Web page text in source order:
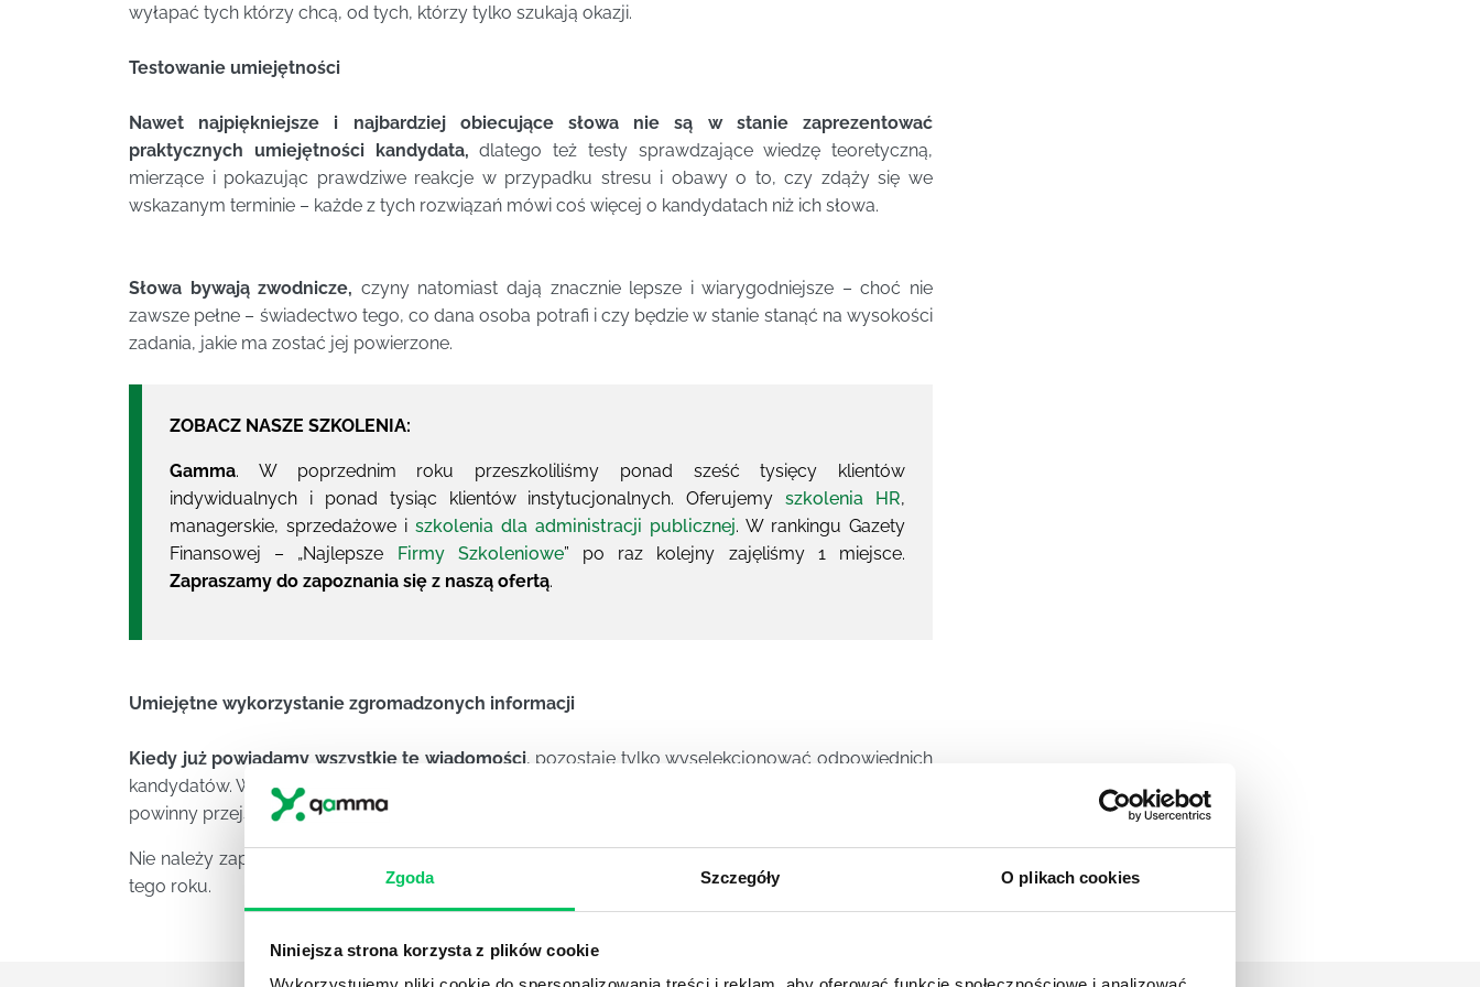
Zgoda Szczegóły O plikach cookies
Niniejsza strona korzysta z plików cookie
wyłapać tych którzy chcą, od tych, którzy tylko szukają okazji.
Testowanie umiejętności
Nawet najpiękniejsze i najbardziej obiecujące słowa nie są w stanie zaprezentować
praktycznych umiejętności kandydata, dlatego też testy sprawdzające wiedzę teoretyczną,
mierzące i pokazując prawdziwe reakcje w przypadku stresu i obawy o to, czy zdąży się we
wskazanym terminie – każde z tych rozwiązań mówi coś więcej o kandydatach niż ich słowa.
Słowa bywają zwodnicze, czyny natomiast dają znacznie lepsze i wiarygodniejsze – choć nie
zawsze pełne – świadectwo tego, co dana osoba potrafi i czy będzie w stanie stanąć na wysokości
zadania, jakie ma zostać jej powierzone.
ZOBACZ NASZE SZKOLENIA:
Gamma. W poprzednim roku przeszkoliliśmy ponad sześć tysięcy klientów
indywidualnych i ponad tysiąc klientów instytucjonalnych. Oferujemyszkolenia HR,
managerskie, sprzedażowe i szkolenia dla administracji publicznej. W rankingu Gazety
Finansowej – „Najlepsze Firmy Szkoleniowe” po raz kolejny zajęliśmy 1 miejsce.
Zapraszamy do zapoznania się z naszą ofertą.
Umiejętne wykorzystanie zgromadzonych informacji
Kiedy już powiadamy wszystkie te wiadomości, pozostaje tylko wyselekcjonować odpowiednich
kandydatów. Właśnie w taki sposób firmy pozyskują pracowników, a osoby, które się tym zajmują,
powinny przejść odpowiednie szkolenie – żeby wiedzieć jak i przede wszystkim dlaczego.
Nie należy zapominać o ochronie danych osobowych, która weszła w życie wraz z końcem maja
tego roku.